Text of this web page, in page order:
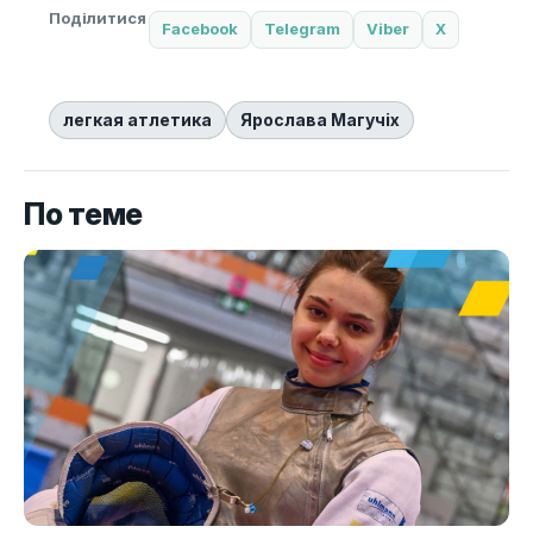
Поділитися
Facebook Telegram Viber X
легкая атлетика Ярослава Магучіх
По теме